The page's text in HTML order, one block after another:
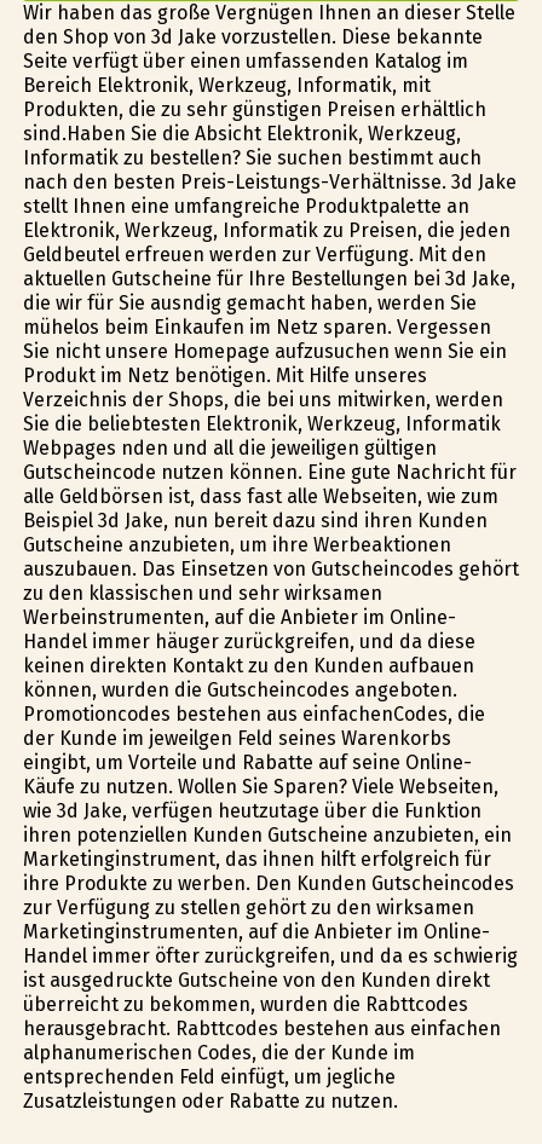
Wir haben das große Vergnügen Ihnen an dieser Stelle
den Shop von 3d Jake vorzustellen. Diese bekannte
Seite verfügt über einen umfassenden Katalog im
Bereich Elektronik, Werkzeug, Informatik, mit
Produkten, die zu sehr günstigen Preisen erhältlich
sind.Haben Sie die Absicht Elektronik, Werkzeug,
Informatik zu bestellen? Sie suchen bestimmt auch
nach den besten Preis-Leistungs-Verhältnisse. 3d Jake
stellt Ihnen eine umfangreiche Produktpalette an
Elektronik, Werkzeug, Informatik zu Preisen, die jeden
Geldbeutel erfreuen werden zur Verfügung. Mit den
aktuellen Gutscheine für Ihre Bestellungen bei 3d Jake,
die wir für Sie ausfindig gemacht haben, werden Sie
mühelos beim Einkaufen im Netz sparen. Vergessen
Sie nicht unsere Homepage aufzusuchen wenn Sie ein
Produkt im Netz benötigen. Mit Hilfe unseres
Verzeichnis der Shops, die bei uns mitwirken, werden
Sie die beliebtesten Elektronik, Werkzeug, Informatik
Webpages finden und all die jeweiligen gültigen
Gutscheincode nutzen können. Eine gute Nachricht für
alle Geldbörsen ist, dass fast alle Webseiten, wie zum
Beispiel 3d Jake, nun bereit dazu sind ihren Kunden
Gutscheine anzubieten, um ihre Werbeaktionen
auszubauen. Das Einsetzen von Gutscheincodes gehört
zu den klassischen und sehr wirksamen
Werbeinstrumenten, auf die Anbieter im Online-
Handel immer häufiger zurückgreifen, und da diese
keinen direkten Kontakt zu den Kunden aufbauen
können, wurden die Gutscheincodes angeboten.
Promotioncodes bestehen aus einfachenCodes, die
der Kunde im jeweilgen Feld seines Warenkorbs
eingibt, um Vorteile und Rabatte auf seine Online-
Käufe zu nutzen. Wollen Sie Sparen? Viele Webseiten,
wie 3d Jake, verfügen heutzutage über die Funktion
ihren potenziellen Kunden Gutscheine anzubieten, ein
Marketinginstrument, das ihnen hilft erfolgreich für
ihre Produkte zu werben. Den Kunden Gutscheincodes
zur Verfügung zu stellen gehört zu den wirksamen
Marketinginstrumenten, auf die Anbieter im Online-
Handel immer öfter zurückgreifen, und da es schwierig
ist ausgedruckte Gutscheine von den Kunden direkt
überreicht zu bekommen, wurden die Rabttcodes
herausgebracht. Rabttcodes bestehen aus einfachen
alphanumerischen Codes, die der Kunde im
entsprechenden Feld einfügt, um jegliche
Zusatzleistungen oder Rabatte zu nutzen.